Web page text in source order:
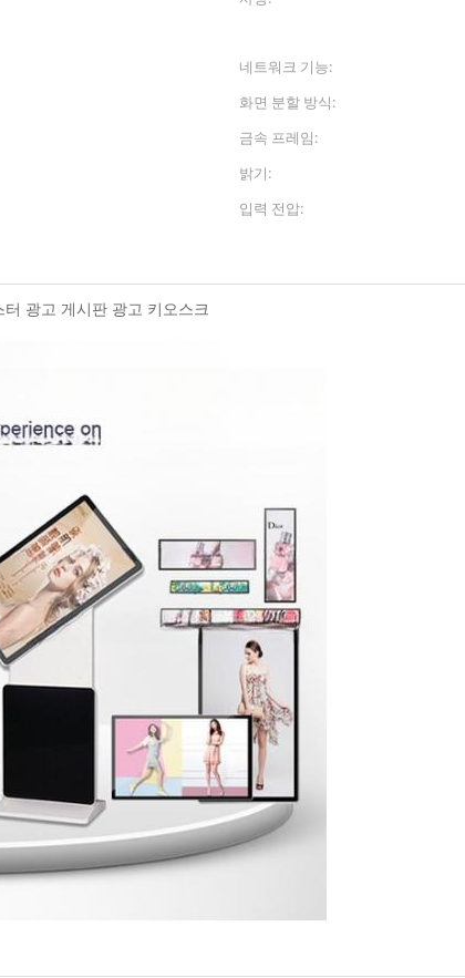
네트워크 기능:
화면 분할 방식:
금속 프레임:
밝기:
입력 전압:
광고 게시판 광고 키오스크